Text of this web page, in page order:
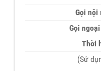
Gọi nội
Gọi
Thời
(Sử